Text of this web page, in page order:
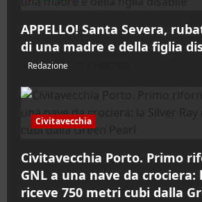
APPELLO! Santa Severa,
di una madre e della figlia
Redazione
Civitavecchia
Civitavecchia Porto. Primo
GNL a una nave da crociera:
riceve 750 metri cubi dalla